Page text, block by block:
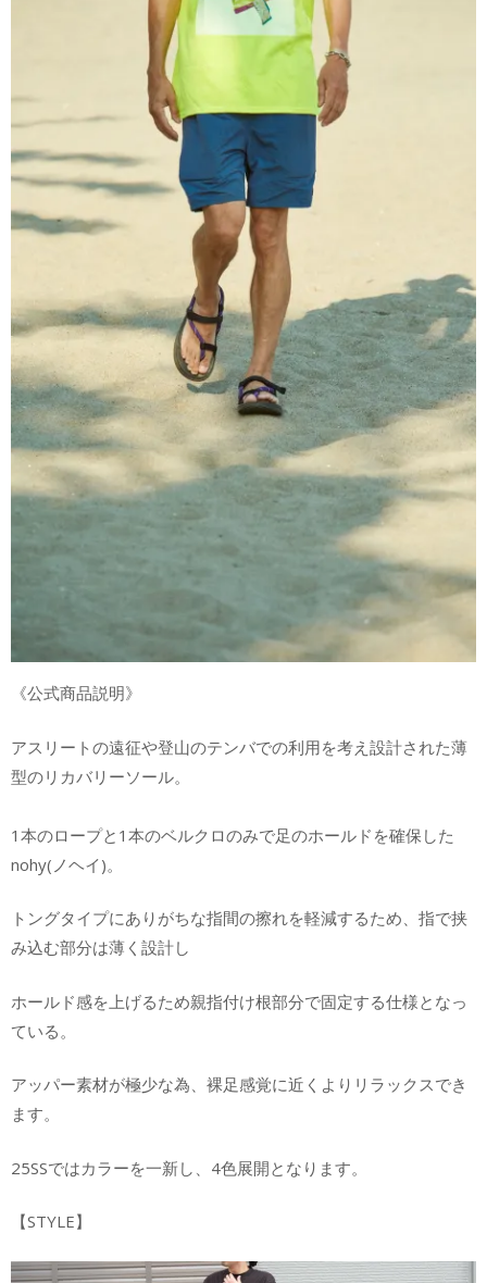
《公式商品説明》
アスリートの遠征や登山のテンバでの利用を考え設計された薄
型のリカバリーソール。
1本のロープと1本のベルクロのみで足のホールドを確保した
nohy(ノヘイ)。
トングタイプにありがちな指間の擦れを軽減するため、指で挟
み込む部分は薄く設計し
ホールド感を上げるため親指付け根部分で固定する仕様となっ
ている。
アッパー素材が極少な為、裸足感覚に近くよりリラックスでき
ます。
25SSではカラーを一新し、4色展開となります。
【STYLE】